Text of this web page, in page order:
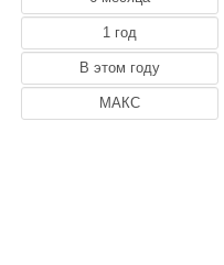
AED (О.А.Э. Дирхам)
TRY (Турецкая Лира)
ALL (Албанский лек)
AMD (Армянский Драм)